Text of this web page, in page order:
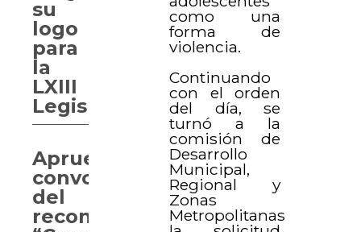
como una
forma de
violencia.
Continuando
con el orden
del día, se
turnó a la
comisión de
Desarrollo
Municipal,
Regional y
Zonas
Metropolitanas
su
logo
para
la
LXIII
Legislatura
Aprueban
convocatoria
del
reconocimiento